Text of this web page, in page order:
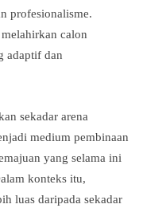
profesionalisme.
calon
adaptif dan
sekadar arena
medium pembinaan
yang selama ini
konteks itu,
luas daripada sekadar